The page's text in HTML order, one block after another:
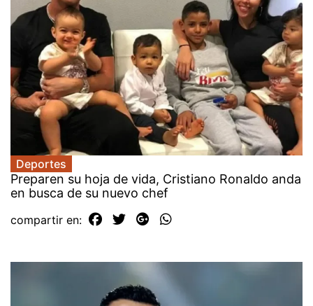
Deportes
Preparen su hoja de vida, Cristiano Ronaldo anda
en busca de su nuevo chef
compartir en: